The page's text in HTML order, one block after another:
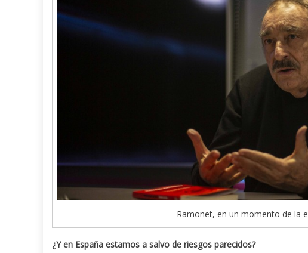
Ramonet, en un momento de la
¿Y en España estamos a salvo de riesgos parecidos?